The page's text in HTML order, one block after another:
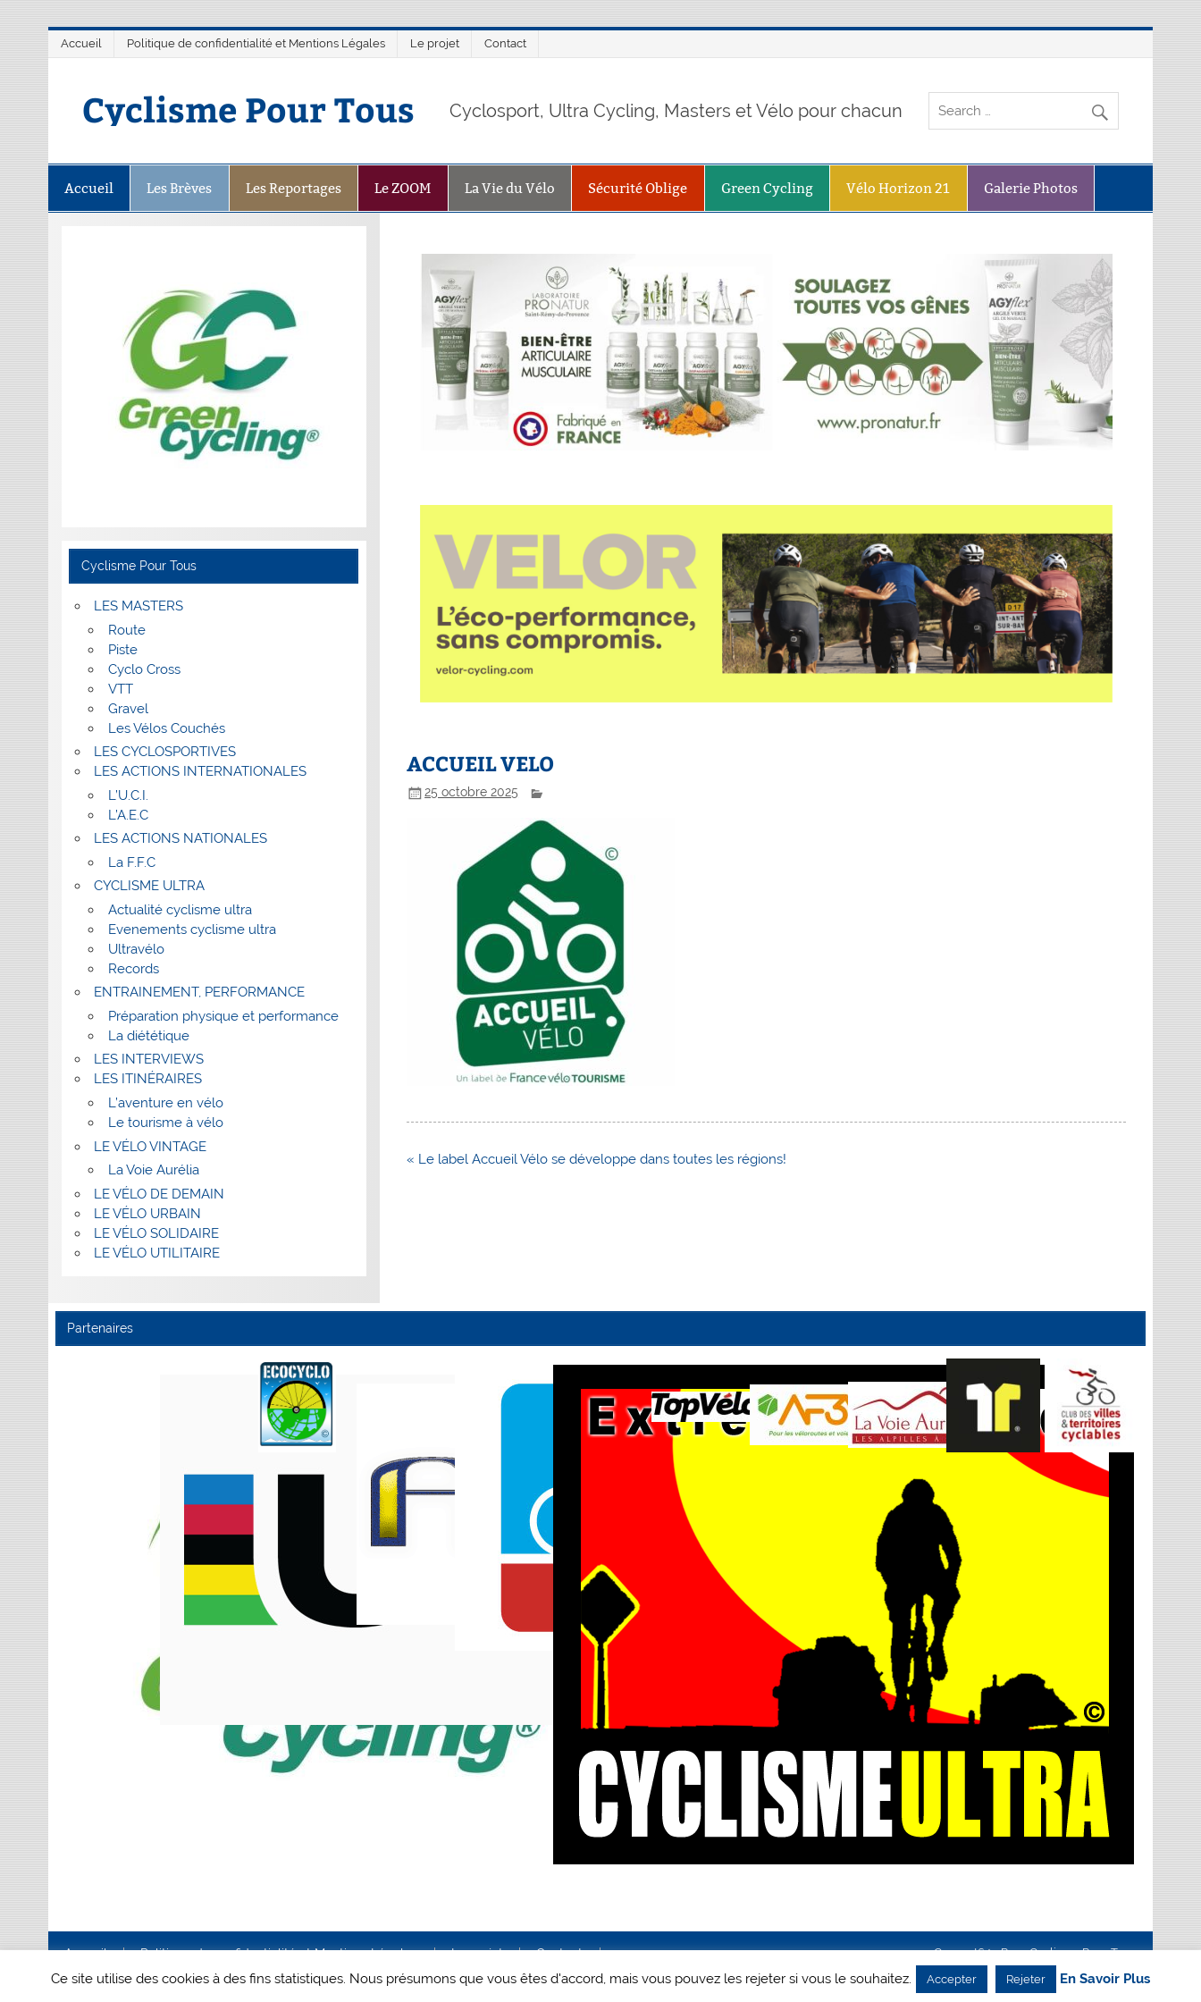
Accueil Politique de confidentialité et Mentions Légales Le projet Contact
Cyclisme Pour Tous Cyclosport, Ultra Cycling, Masters et Vélo pour chacun
Accueil Les Brèves Les Reportages Le ZOOM La Vie du Vélo Sécurité Oblige Green Cycling Vélo Horizon 21 Galerie Photos
ACCUEIL VELO
25 octobre 2025
Navigation
« Le label Accueil Vélo se développe dans toutes les régions!
Cyclisme Pour Tous
LES MASTERS
Route
Piste
Cyclo Cross
VTT
Gravel
Les Vélos Couchés
LES CYCLOSPORTIVES
LES ACTIONS INTERNATIONALES
L’U.C.I.
L’A.E.C
LES ACTIONS NATIONALES
La F.F.C
CYCLISME ULTRA
Actualité cyclisme ultra
Evenements cyclisme ultra
Ultravélo
Records
ENTRAINEMENT, PERFORMANCE
Préparation physique et performance
La diététique
LES INTERVIEWS
LES ITINÉRAIRES
L’aventure en vélo
Le tourisme à vélo
LE VÉLO VINTAGE
La Voie Aurélia
LE VÉLO DE DEMAIN
LE VÉLO URBAIN
LE VÉLO SOLIDAIRE
LE VÉLO UTILITAIRE
Partenaires
Accueil Politique de confidentialité et Mentions Légales Le projet Contact Creanet64- Pour Cyclisme Pour Tous
Ce site utilise des cookies à des fins statistiques. Nous présumons que vous êtes d'accord, mais vous pouvez les rejeter si vous le souhaitez. Accepter Rejeter En Savoir Plus